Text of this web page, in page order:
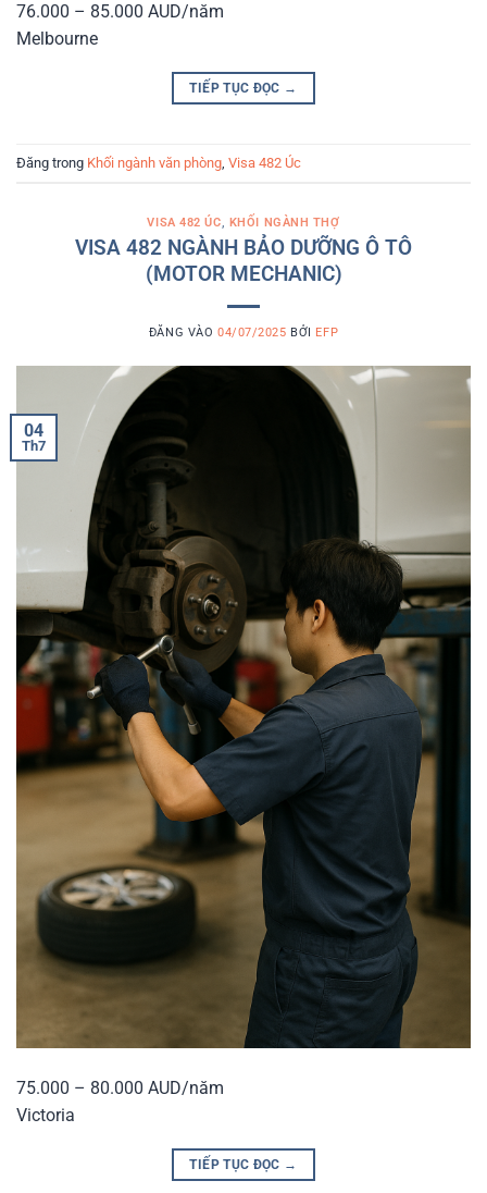
76.000 – 85.000 AUD/năm
Melbourne
TIẾP TỤC ĐỌC →
Đăng trong Khối ngành văn phòng Visa 482 Úc
VISA 482 ÚC, KHỐI NGÀNH THỢ
VISA 482 NGÀNH BẢO DƯỠNG Ô TÔ
(MOTOR MECHANIC)
ĐĂNG VÀO 04/07/2025 BỞI EFP
04
Th7
75.000 – 80.000 AUD/năm
Victoria
TIẾP TỤC ĐỌC →